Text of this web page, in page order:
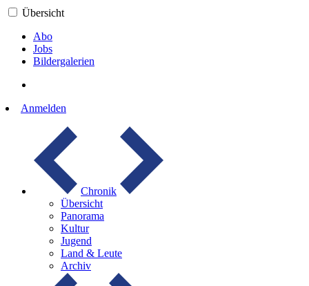
Übersicht
Abo
Jobs
Bildergalerien
Anmelden
Chronik
Übersicht
Panorama
Kultur
Jugend
Land & Leute
Archiv